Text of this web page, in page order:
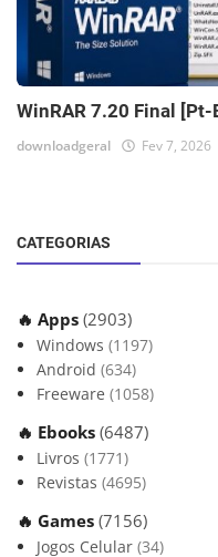
WinRAR 7.20 Final
downloadgeral Fev 7, 2026
CATEGORIAS
🔥 Apps (2903)
Windows (1197)
Android (634)
Freeware (1058)
🔥 Ebooks (6487)
Livros (1771)
Revistas (4695)
🔥 Games (7156)
Jogos Celular (34)